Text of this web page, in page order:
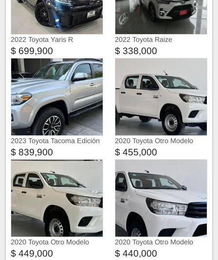
2022 Toyota Yaris R
$ 699,900
2022 Toyota Raize
$ 338,000
2023 Toyota Tacoma Edición
Especial
$ 839,900
2020 Toyota Otro Modelo
$ 455,000
2020 Toyota Otro Modelo
$ 449,000
2020 Toyota Otro Modelo
$ 440,000